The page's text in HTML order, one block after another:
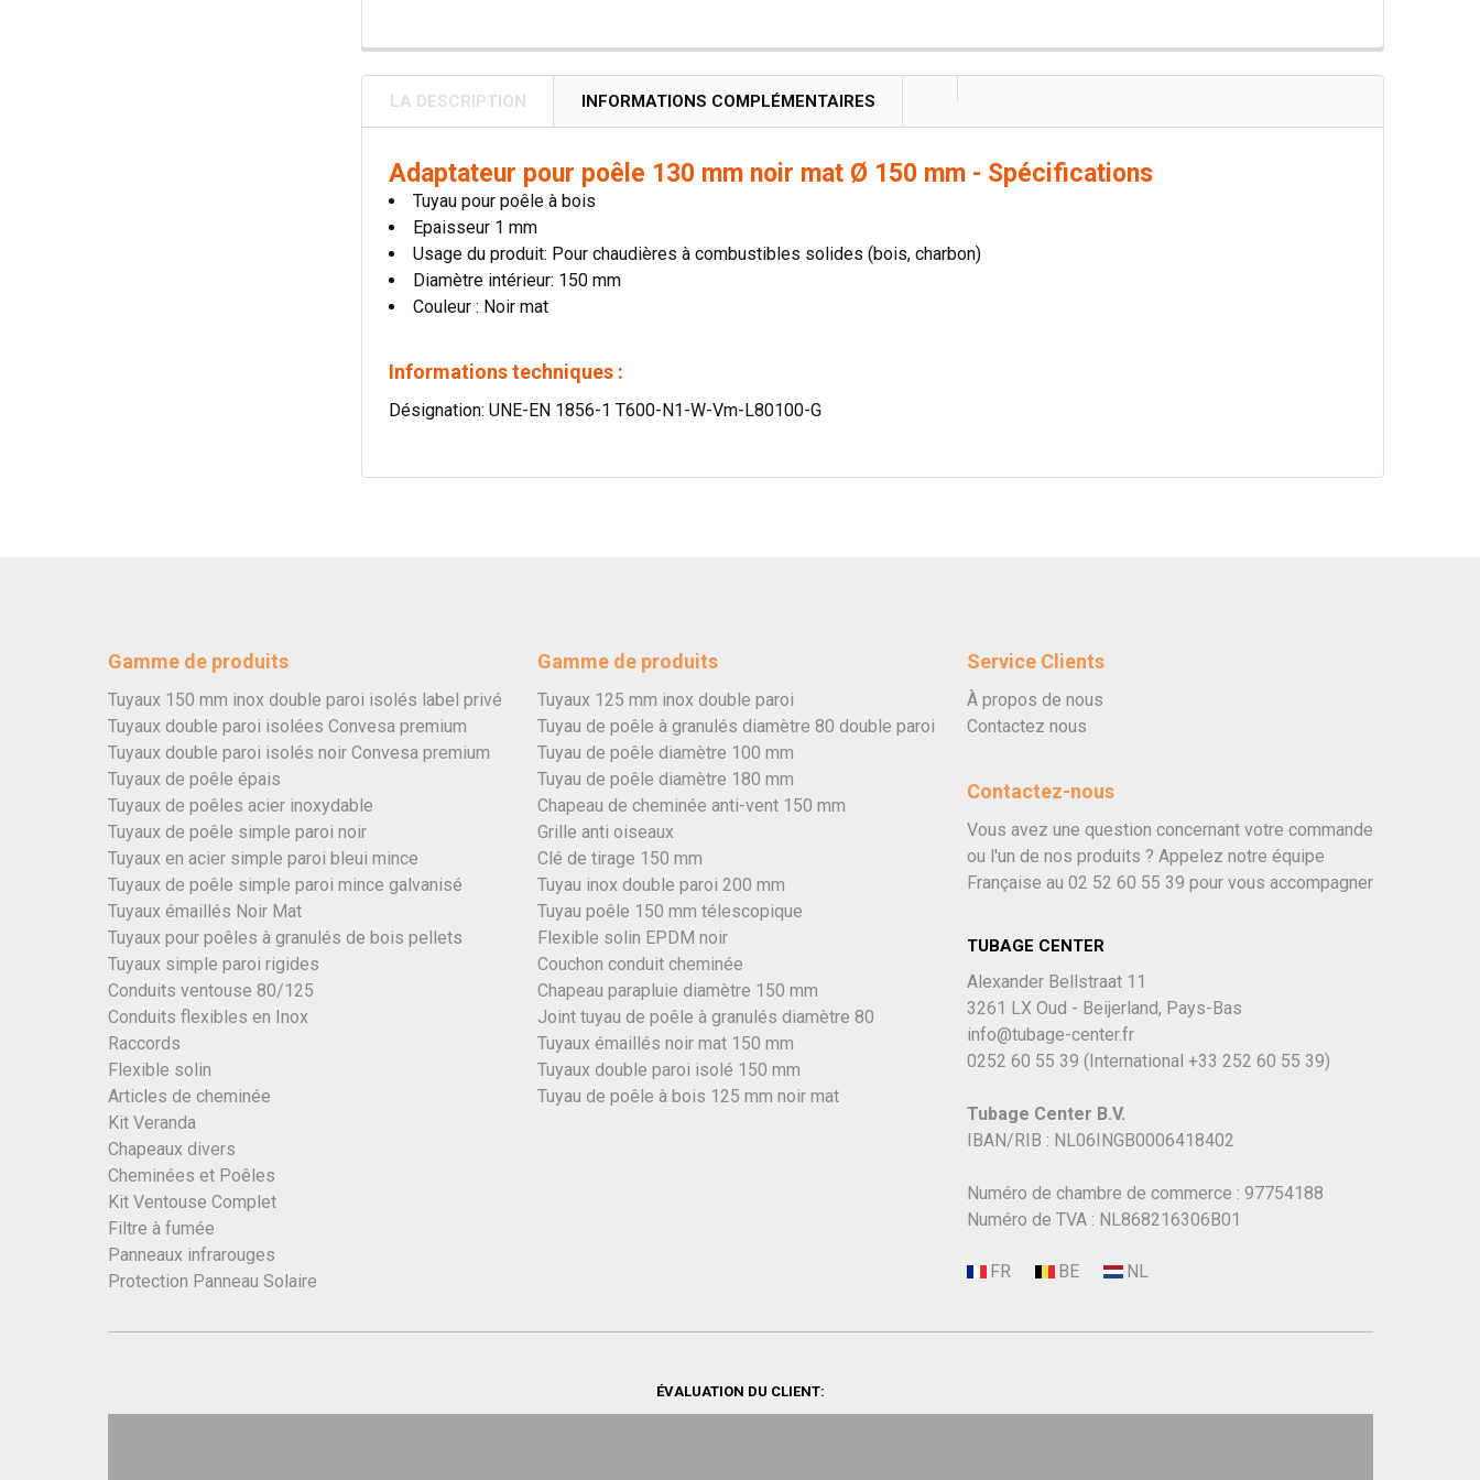
LA DESCRIPTION INFORMATIONS COMPLÉMENTAIRES
Adaptateur pour poêle 130 mm noir mat Ø 150 mm - Spécifications
Tuyau pour poêle à bois
Epaisseur 1 mm
Usage du produit: Pour chaudières à combustibles solides (bois, charbon)
Diamètre intérieur: 150 mm
Couleur : Noir mat
Informations techniques :
Désignation: UNE-EN 1856-1 T600-N1-W-Vm-L80100-G
Gamme de produits
Tuyaux 150 mm inox double paroi isolés label privé
Tuyaux double paroi isolées Convesa premium
Tuyaux double paroi isolés noir Convesa premium
Tuyaux de poêle épais
Tuyaux de poêles acier inoxydable
Tuyaux de poêle simple paroi noir
Tuyaux en acier simple paroi bleui mince
Tuyaux de poêle simple paroi mince galvanisé
Tuyaux émaillés Noir Mat
Tuyaux pour poêles à granulés de bois pellets
Tuyaux simple paroi rigides
Conduits ventouse 80/125
Conduits flexibles en Inox
Raccords
Flexible solin
Articles de cheminée
Kit Veranda
Chapeaux divers
Cheminées et Poêles
Kit Ventouse Complet
Filtre à fumée
Panneaux infrarouges
Protection Panneau Solaire
Gamme de produits
Tuyaux 125 mm inox double paroi
Tuyau de poêle à granulés diamètre 80 double paroi
Tuyau de poêle diamètre 100 mm
Tuyau de poêle diamètre 180 mm
Chapeau de cheminée anti-vent 150 mm
Grille anti oiseaux
Clé de tirage 150 mm
Tuyau inox double paroi 200 mm
Tuyau poêle 150 mm télescopique
Flexible solin EPDM noir
Couchon conduit cheminée
Chapeau parapluie diamètre 150 mm
Joint tuyau de poêle à granulés diamètre 80
Tuyaux émaillés noir mat 150 mm
Tuyaux double paroi isolé 150 mm
Tuyau de poêle à bois 125 mm noir mat
Service Clients
À propos de nous
Contactez nous
Contactez-nous
Vous avez une question concernant votre commande
ou l'un de nos produits ? Appelez notre équipe
Française au 02 52 60 55 39 pour vous accompagner
TUBAGE CENTER
Alexander Bellstraat 11
3261 LX Oud - Beijerland, Pays-Bas
info@tubage-center.fr
0252 60 55 39 (International +33 252 60 55 39)
Tubage Center B.V.
IBAN/RIB : NL06INGB0006418402
Numéro de chambre de commerce : 97754188
Numéro de TVA : NL868216306B01
ÉVALUATION DU CLIENT: